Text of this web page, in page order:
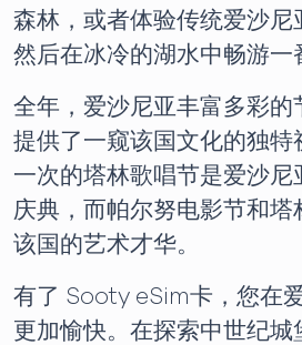
森林，或者体验传统爱沙尼
然后在冰冷的湖水中畅游一
全年，爱沙尼亚丰富多彩的
提供了一窥该国文化的独特
一次的塔林歌唱节是爱沙尼
庆典，而帕尔努电影节和塔
该国的艺术才华。
有了 Sooty eSim卡，您在
更加愉快。在探索中世纪城